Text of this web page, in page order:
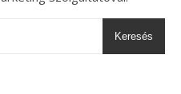
Keresés